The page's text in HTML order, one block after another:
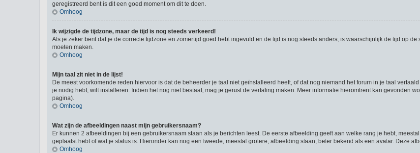
geregistreerd bent is dit een goed moment om dit te doen.
Omhoog
Ik wijzigde de tijdzone, maar de tijd is nog steeds verkeerd!
Als je zeker bent dat je de correcte tijdzone en zomertijd goed hebt ingevuld en de tijd is nog steeds anders, is waarschijnlijk de tijd op
moeten maken.
Omhoog
Mijn taal zit niet in de lijst!
De meest voorkomende reden hiervoor is dat de beheerder je taal niet geïnstalleerd heeft, of dat nog niemand het forum in je taal
je nodig hebt, wilt installeren. Indien het nog niet bestaat, mag je gerust de vertaling maken. Meer informatie hieromtrent kan gevonden
pagina).
Omhoog
Wat zijn de afbeeldingen naast mijn gebruikersnaam?
Er kunnen 2 afbeeldingen bij een gebruikersnaam staan als je berichten leest. De eerste afbeelding geeft aan welke rang je hebt,
geplaatst hebt of wat je status is. Hieronder kan nog een tweede, meestal grotere, afbeelding staan, beter bekend als een avatar. Deze
Omhoog